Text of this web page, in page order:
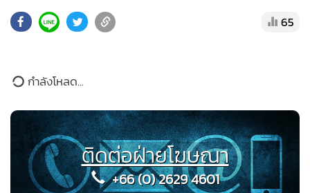
สนใจปลายเดือนมิถุนายนนี้ และสำหรับเจ้าของธุรกิจแฟรนไชส์ที่
สนใจ สามารถสอบถามข้อมูลเพิ่มเติมได้ที่ DBD Pavilion ภายใน
นายกวิน กิตติบุญญากรรมการผู้จัดการใหญ่ บริษัท กวิน
อินเตอร์เทรด จำกัด กล่าวว่า ธุรกิจแฟรนไชส์ไทย ปี 2568 มูลค่า
ตลาดรวม 300,000 ล้านบาท เติบโต 15-20% มีคนสนใจลงทุน
แฟรนไซส์ต่อเนื่อง โดยมี 673 กิจการ จำนวนรวม 167,723 สาขา
65
กำลังโหลด...
ติดต่อฝ่ายโฆษณา
+66 (0) 2629 4601